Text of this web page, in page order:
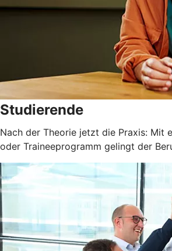
Studierende
Nach der Theorie jetzt die Praxis: Mit
oder Traineeprogramm gelingt der